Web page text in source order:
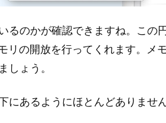
るのかが確認できますね。この
リの開放を行ってくれます。メ
しょう。
にあるようにほとんどありません